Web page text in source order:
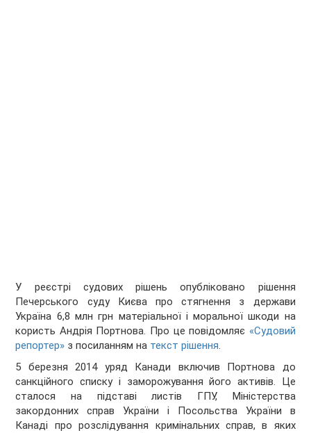
У реєстрі судових рішень опубліковано рішення
Печерського суду Києва про стягнення з держави
Україна 6,8 млн грн матеріальної і моральної шкоди на
користь Андрія Портнова. Про це повідомляє «Судовий
репортер» з посиланням на текст рішення.
5 березня 2014 уряд Канади включив Портнова до
санкційного списку і заморожування його активів. Це
сталося на підставі листів ГПУ, Міністерства
закордонних справ України і Посольства України в
Канаді про розслідування кримінальних справ, в яких